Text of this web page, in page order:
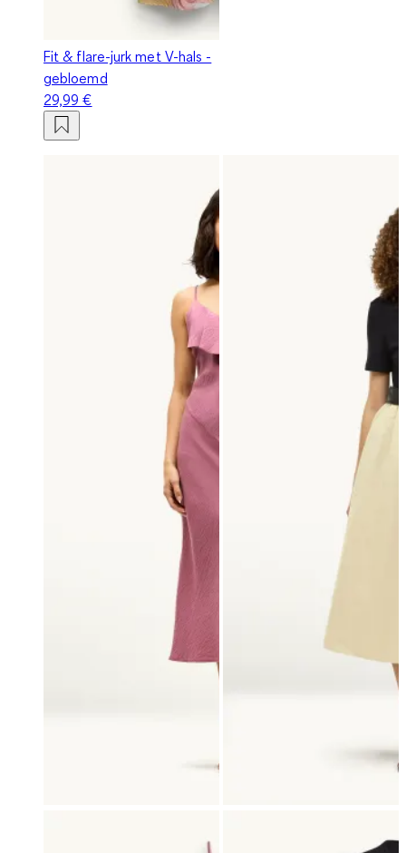
Fit & flare-jurk met V-hals -
gebloemd
29,99 €